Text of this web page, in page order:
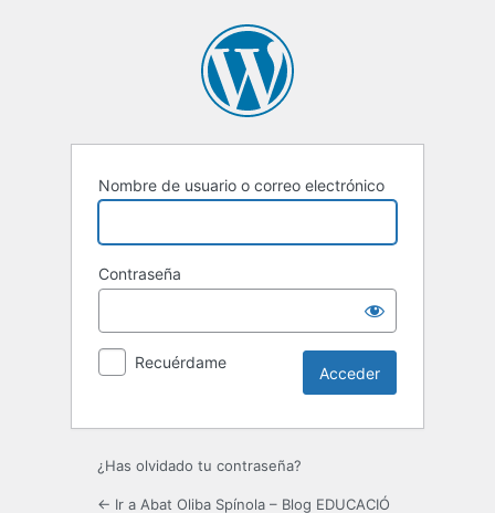
Nombre de usuario o correo electrónico
Contraseña
Recuérdame
¿Has olvidado tu contraseña?
← Ir a Abat Oliba Spínola – Blog EDUCACIÓ